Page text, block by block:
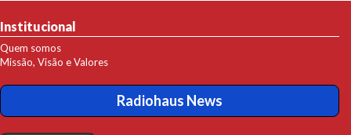
Institucional
Quem somos
Missão, Visão e Valores
Radiohaus News